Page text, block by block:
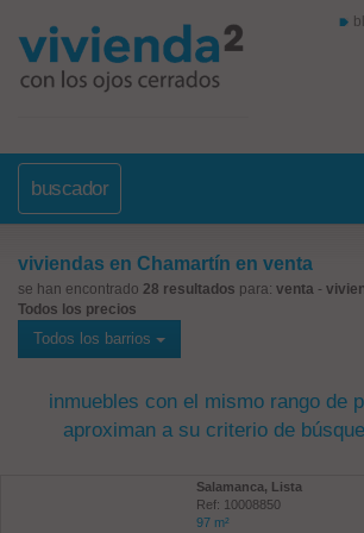
buscador
viviendas en Chamartín en venta
se han encontrado 28 resultados para: venta -
Todos los precios
Todos los barrios
inmuebles con el mismo rango de
aproximan a su criterio de
Salamanca, Lista
Ref: 10008850
97 m²